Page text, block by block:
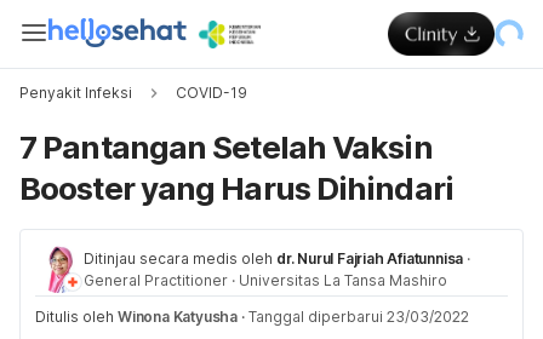
Penyakit Infeksi COVID-19
7 Pantangan Setelah Vaksin
Booster yang Harus Dihindari
Ditinjau secara medis oleh dr. Nurul Fajriah Afiatunnisa ·
General Practitioner · Universitas La Tansa Mashiro
Ditulis oleh Winona Katyusha · Tanggal diperbarui 23/03/2022